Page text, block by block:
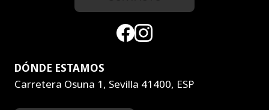
DÓNDE ESTAMOS
Carretera Osuna 1, Sevilla 41400, ESP